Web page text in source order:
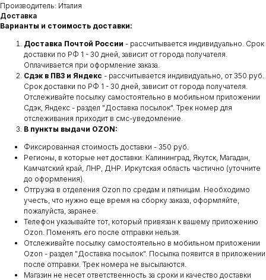
Производитель: Италия
Доставка
Варианты и стоимость доставки:
Доставка Почтой России - рассчитывается индивидуально. Срок
доставки по РФ 1 - 30 дней, зависит от города получателя.
Оплачивается при оформление заказа.
Сдэк в ПВЗ и Яндекс - рассчитывается индивидуально, от 350 руб.
Срок доставки по РФ 1 - 30 дней, зависит от города получателя.
Отслеживайте посылку самостоятельно в мобильном приложении
Сдэк, Яндекс - раздел "Доставка посылок". Трек номер для
отслеживания приходит в смс-уведомление.
В пункты выдачи OZON:
Фиксированная стоимость доставки - 350 руб.
Регионы, в которые нет доставки: Калининград, Якутск, Магадан,
Камчатский край, ЛНР, ДНР. Иркутская область частично (уточните
до оформления).
Отгрузка в отделения Ozon по средам и пятницам. Необходимо
учесть, что нужно еще время на сборку заказа, оформляйте,
пожалуйста, заранее.
Телефон указывайте тот, который привязан к вашему приложению
Ozon. Поменять его после отправки нельзя.
Отслеживайте посылку самостоятельно в мобильном приложении
Ozon - раздел "Доставка посылок". Посылка появится в приложении
после отправки. Трек номера не высылаются.
Магазин не несет ответственность за сроки и качество доставки